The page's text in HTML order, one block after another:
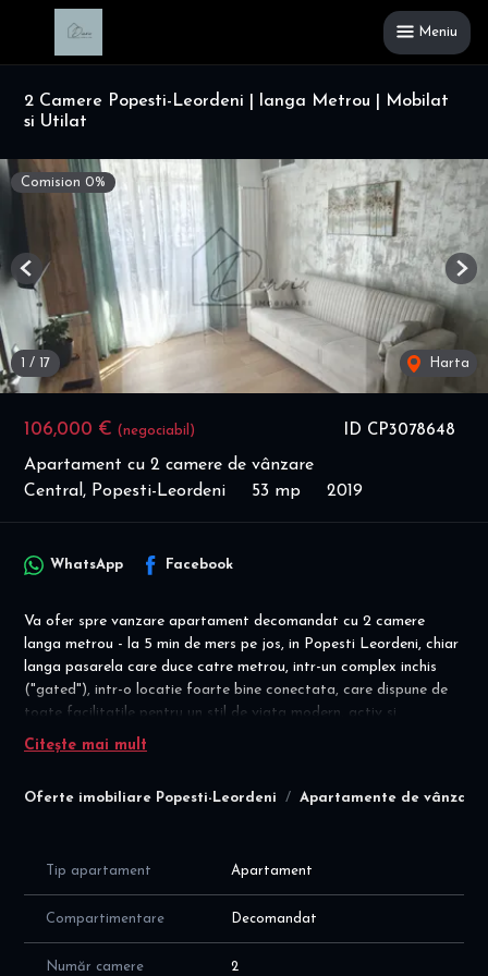
Meniu
2 Camere Popesti-Leordeni | langa Metrou | Mobilat
si Utilat
ID CP3078648
106,000 € (negociabil)
Apartament cu 2 camere de vânzare
Central, Popesti-Leordeni
53 mp 2019
Comision 0%
1 / 17 Harta
Previous
Oferte imobiliare Popesti-Leordeni Apartamente de vânzare
WhatsApp Facebook
Va ofer spre vanzare apartament decomandat cu 2 camere
langa metrou - la 5 min de mers pe jos, in Popesti Leordeni, chiar
langa pasarela care duce catre metrou, intr-un complex inchis
("gated"), intr-o locatie foarte bine conectata, care dispune de
toate facilitatile pentru un stil de viata modern, activ si
confortabil.
prezentat in fotografii!
Apartamentul este decomandat, situat la etajul 5/5+POD izolat,
(43 mp plus tertasa de 9,4 mp), cu o compartimentare moderna
si eficienta a spatiilor, dupa cum urmeaza:
Citește mai mult
Tip apartament Apartament
Compartimentare Decomandat
Număr camere 2